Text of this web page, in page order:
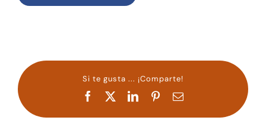
Si te gusta ... ¡Comparte!
Facebook LinkedInPinterestCorreo